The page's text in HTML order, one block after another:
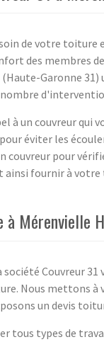
de votre toiture
des membres
Garonne 31)
nombre
à un couvreur qui
éviter les
couvreur pour
ainsi fournir à
Mérenvielle
Couvreur 31
Nous mettons
un devis
tous types de